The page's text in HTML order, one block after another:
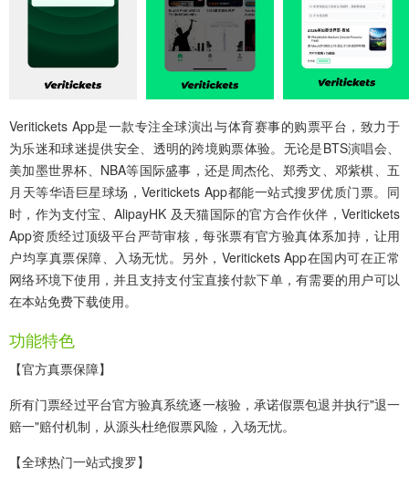
Veritickets App是一款专注全球演出与体育赛事的购票平台，致力于
为乐迷和球迷提供安全、透明的跨境购票体验。无论是BTS演唱会、
美加墨世界杯、NBA等国际盛事，还是周杰伦、郑秀文、邓紫棋、五
月天等华语巨星球场，Veritickets App都能一站式搜罗优质门票。同
时，作为支付宝、AlipayHK 及天猫国际的官方合作伙伴，Veritickets
App资质经过顶级平台严苛审核，每张票有官方验真体系加持，让用
户均享真票保障、入场无忧。另外，Veritickets App在国内可在正常
网络环境下使用，并且支持支付宝直接付款下单，有需要的用户可以
在本站免费下载使用。
功能特色
【官方真票保障】
所有门票经过平台官方验真系统逐一核验，承诺假票包退并执行"退一
赔一"赔付机制，从源头杜绝假票风险，入场无忧。
【全球热门一站式搜罗】